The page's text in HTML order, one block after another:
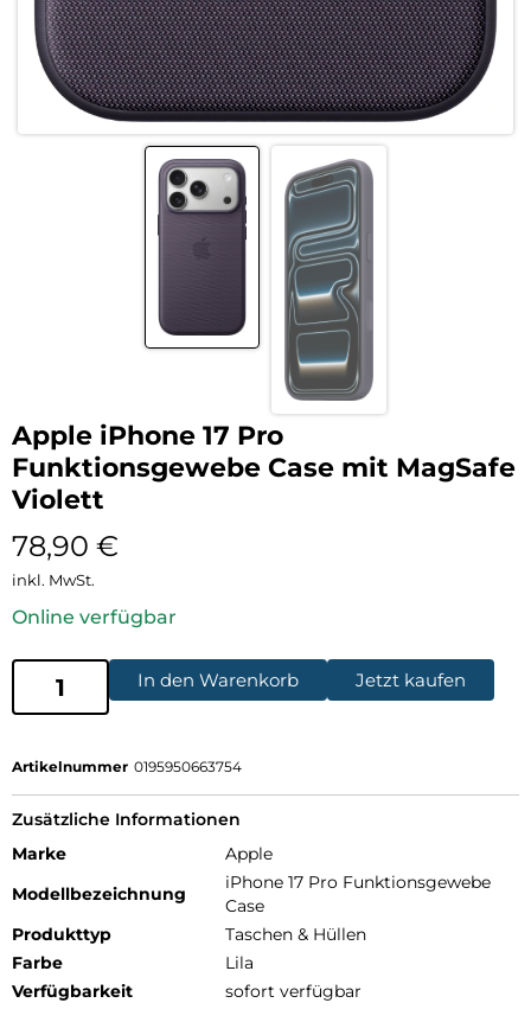
Apple iPhone 17 Pro
Funktionsgewebe Case mit MagSafe
Violett
78,90 €
inkl. MwSt.
Online verfügbar
In den Warenkorb Jetzt kaufen
Artikelnummer 0195950663754
Zusätzliche Informationen
Marke
Apple
Modellbezeichnung
iPhone 17 Pro Funktionsgewebe
Case
Produkttyp
Taschen & Hüllen
Farbe
Lila
Verfügbarkeit
sofort verfügbar